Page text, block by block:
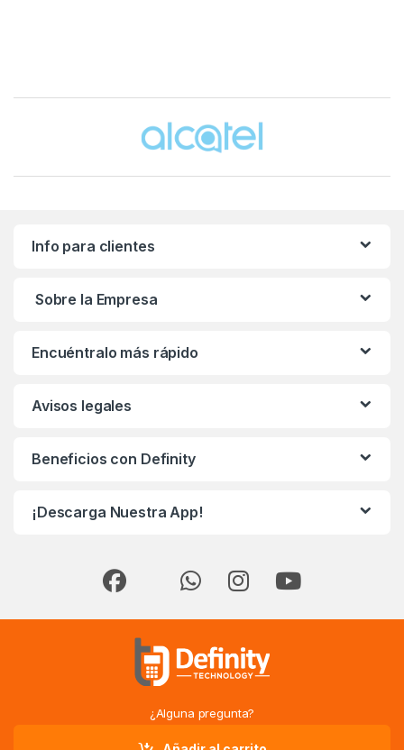
Info para clientes
Sobre la Empresa
Encuéntralo más rápido
Avisos legales
Beneficios con Definity
¡Descarga Nuestra App!
¿Alguna pregunta?